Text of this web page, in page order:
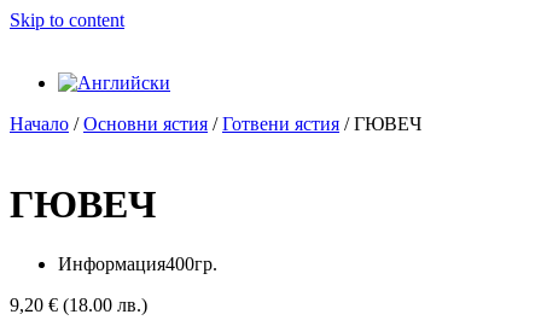
Skip to content
Начало /Основни ястия /Готвени ястия / ГЮВЕЧ
ГЮВЕЧ
Информация400гр.
9,20 € (18.00 лв.)